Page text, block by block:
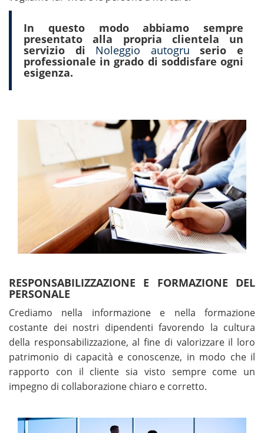
In questo modo abbiamo sempre
presentato alla propria clientela un
servizio di Noleggio autogruserio e
professionale in grado di soddisfare ogni
esigenza.
RESPONSABILIZZAZIONE E FORMAZIONE DEL
PERSONALE
Crediamo nella informazione e nella formazione
costante dei nostri dipendenti favorendo la cultura
della responsabilizzazione, al fine di valorizzare il loro
patrimonio di capacità e conoscenze, in modo che il
rapporto con il cliente sia visto sempre come un
impegno di collaborazione chiaro e corretto.